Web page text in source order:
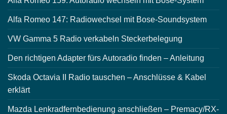
Alfa Romeo 147: Radiowechsel mit Bose-Soundsystem
VW Gamma 5 Radio verkabeln Steckerbelegung
Den richtigen Adapter fürs Autoradio finden – Anleitung
Skoda Octavia II Radio tauschen – Anschlüsse & Kabel
erklärt
Mazda Lenkradfernbedienung anschließen – Premacy/RX-